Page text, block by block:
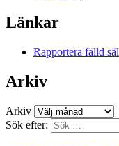
Länkar
Rapportera fälld säl
Arkiv
Arkiv
Sök efter: